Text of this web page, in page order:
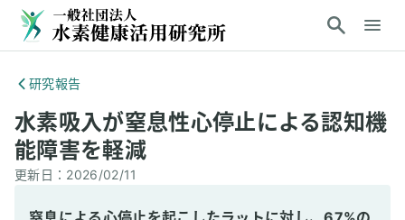
研究報告
水素吸入が窒息性心停止による認知機
能障害を軽減
更新日： 2026/02/11